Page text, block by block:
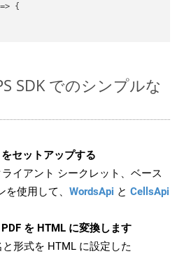
{
SDK でのシンプルな
セットアップする
イアント シークレット、ベース
を使用して、 WordsApi と CellsApi
を HTML に変換します
形式を HTML に設定した